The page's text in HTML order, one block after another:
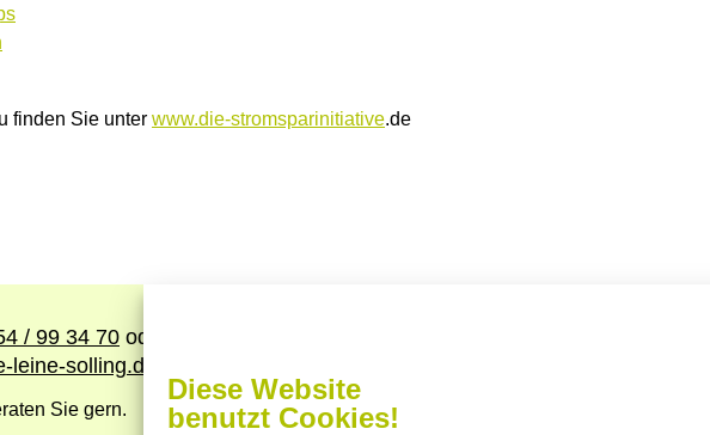
finden Sie unter www.die-stromsparinitiative.de
/ 99 34 70 oder schreiben Sie
leine-solling.de
Sie gern.
Diese Website
benutzt Cookies!